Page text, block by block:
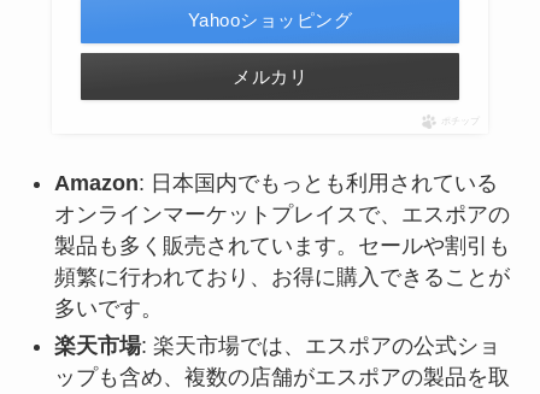
Yahooショッピング
メルカリ
ポチップ
Amazon: 日本国内でもっとも利用されている
オンラインマーケットプレイスで、エスポアの
製品も多く販売されています。セールや割引も
頻繁に行われており、お得に購入できることが
多いです。
楽天市場: 楽天市場では、エスポアの公式ショ
ップも含め、複数の店舗がエスポアの製品を取